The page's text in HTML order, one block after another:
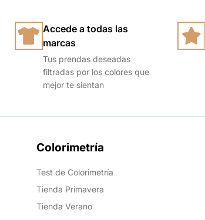
Accede a todas las
marcas
Tus prendas deseadas
filtradas por los colores que
mejor te sientan
Colorimetría
Test de Colorimetría
Tienda Primavera
Tienda Verano